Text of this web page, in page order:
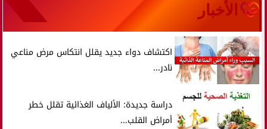
الأخبار
اكتشاف دواء جديد يقلل انتكاس مرض مناعي
نادر...
دراسة جديدة: الألياف الغذائية تقلل خطر
أمراض القلب...